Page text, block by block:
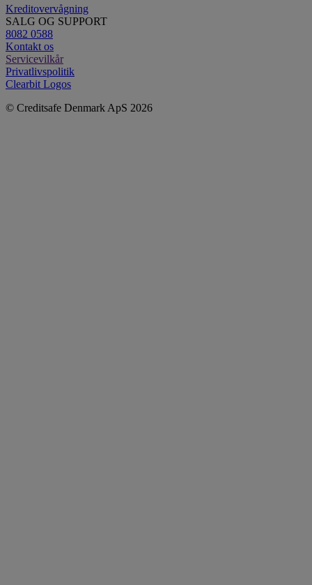
Kreditovervågning
SALG OG SUPPORT
8082 0588
Kontakt os
Servicevilkår
Privatlivspolitik
Clearbit Logos
© Creditsafe Denmark ApS 2026